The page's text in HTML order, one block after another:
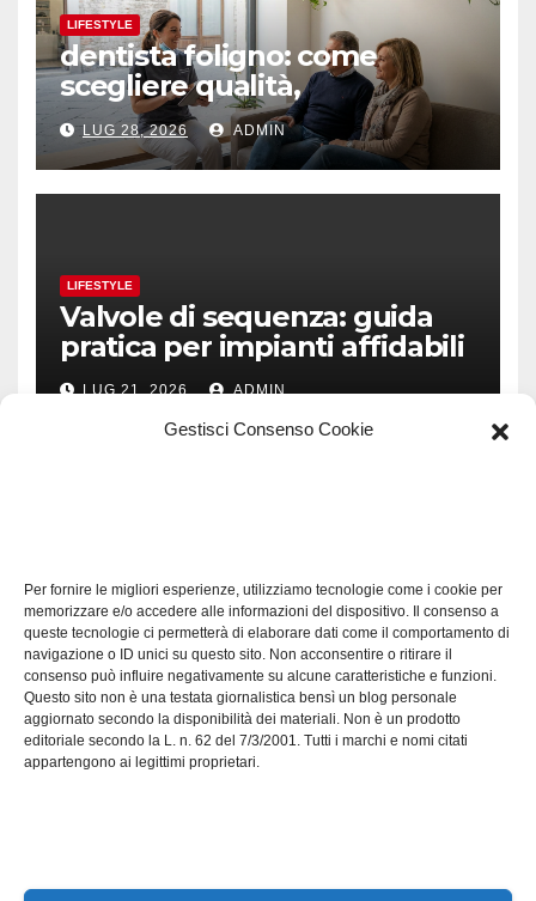
Gestisci Consenso Cookie
Per fornire le migliori esperienze, utilizziamo tecnologie come i cookie per
memorizzare e/o accedere alle informazioni del dispositivo. Il consenso a
queste tecnologie ci permetterà di elaborare dati come il comportamento di
navigazione o ID unici su questo sito. Non acconsentire o ritirare il
consenso può influire negativamente su alcune caratteristiche e funzioni.
Questo sito non è una testata giornalistica bensì un blog personale
aggiornato secondo la disponibilità dei materiali. Non è un prodotto
editoriale secondo la L. n. 62 del 7/3/2001. Tutti i marchi e nomi citati
appartengono ai legittimi proprietari.
LIFESTYLE
dentista foligno: come
scegliere qualità,
prevenzione e fiducia
LUG 28, 2026 ADMIN
LIFESTYLE
Valvole di sequenza: guida
pratica per impianti affidabili
LUG 21, 2026 ADMIN
Software manutenzioni:
guida pratica alla scelta
efficace
LUG 17, 2026 ADMIN